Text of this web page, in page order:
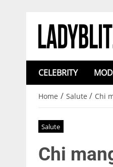
CELEBRITY
Home / Salute / Chi
Salute
Chi